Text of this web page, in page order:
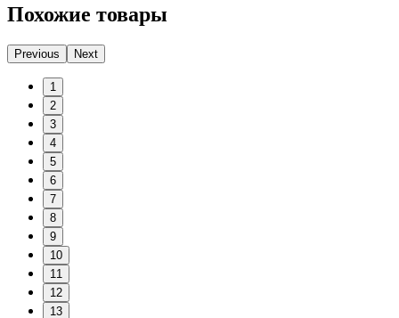
Похожие товары
Previous Next
1
2
3
4
5
6
7
8
9
10
11
12
13